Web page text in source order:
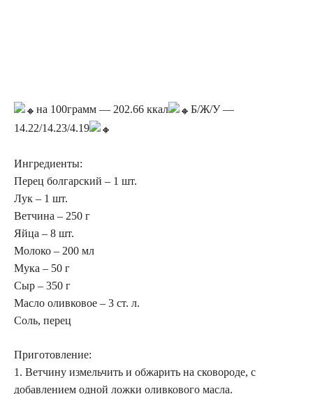
на 100грамм — 202.66 ккал
Б/Ж/У —
14.22/14.23/4.19
Ингредиенты:
Перец болгарский – 1 шт.
Лук – 1 шт.
Ветчина – 250 г
Яйца – 8 шт.
Молоко – 200 мл
Мука – 50 г
Сыр – 350 г
Масло оливковое – 3 ст. л.
Соль, перец
Приготовление:
1. Ветчину измельчить и обжарить на сковороде, с
добавлением одной ложки оливкового масла.